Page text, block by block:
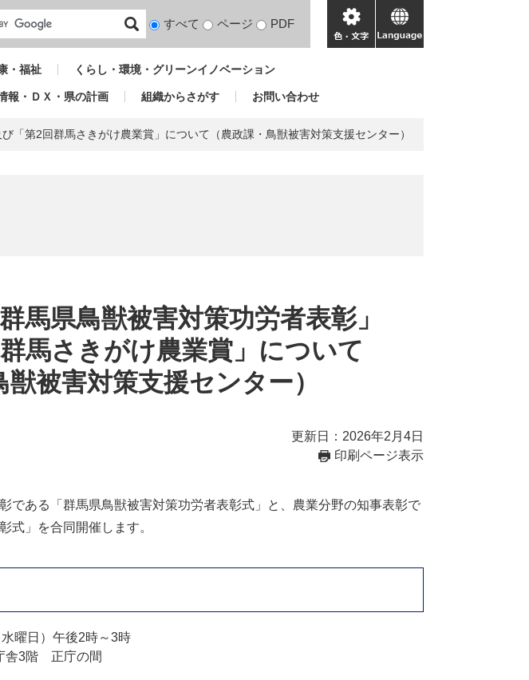
検
対
すべて ページ PDF
色・
文
language
・福祉 くらし・環境・グリーンイノベーション
報・ＤＸ・県の計画 組織からさがす お問い合わせ
「第2回群馬さきがけ農業賞」について（農政課・鳥獣被害対策支援センター）
馬県鳥獣被害対策功労者表彰」
馬さきがけ農業賞」について
獣被害対策支援センター）
更新日：2026年2月4日
印刷ページ表示
である「群馬県鳥獣被害対策功労者表彰式」と、農業分野の知事表彰で
式」を合同開催します。
曜日）午後2時～3時
3階 正庁の間